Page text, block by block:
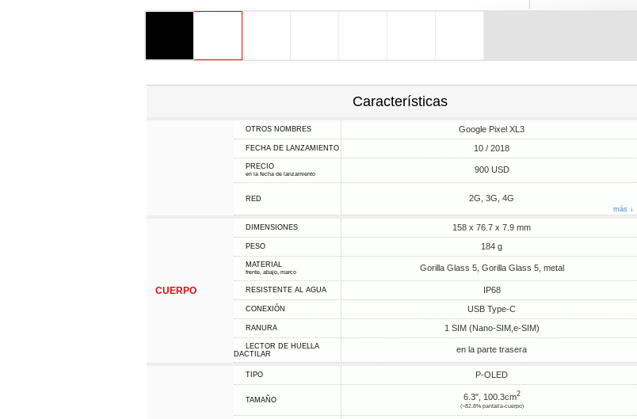
Características
OTROS NOMBRES Google Pixel XL3
FECHA DE LANZAMIENTO 10 / 2018
PRECIO
en la fecha de lanzamiento 900 USD
RED 2G, 3G, 4G
más ↓
CUERPO
DIMENSIONES 158 x 76.7 x 7.9 mm
PESO 184 g
MATERIAL
frente, abajo, marco Gorilla Glass 5, Gorilla Glass 5, metal
RESISTENTE AL AGUA IP68
CONEXIÓN USB Type-C
RANURA 1 SIM (Nano-SIM,e-SIM)
LECTOR DE HUELLA
DACTILAR
en la parte trasera
TIPO P-OLED
TAMAÑO 6.3", 100.3cm2
(~82.8% pantalla-cuerpo)